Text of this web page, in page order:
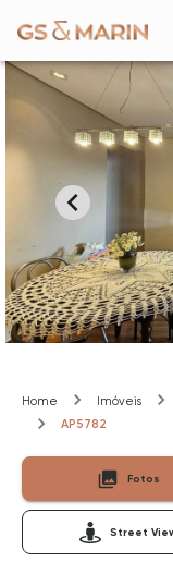
Home Imóveis
AP5782
Fotos
Street